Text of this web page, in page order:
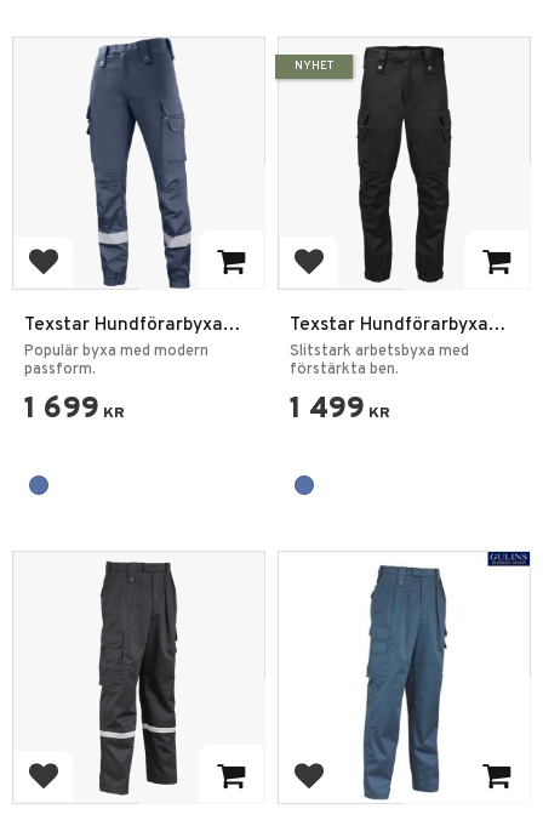
Lägg till i favoriter
Texstar Hundförarbyxa
OP01
Populär byxa med modern
passform.
1 699 KR
Lägg till i favoriter
Texstar Hundförarbyxa
VP03 Svart
Slitstark arbetsbyxa med
förstärkta ben.
1 499 KR
NYHET
Lägg till i favoriter Lägg till i favoriter